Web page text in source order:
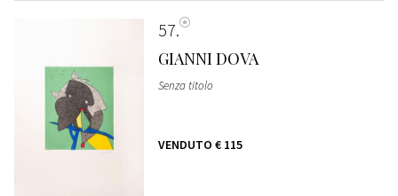
57
GIANNI DOVA
Senza titolo
VENDUTO € 115